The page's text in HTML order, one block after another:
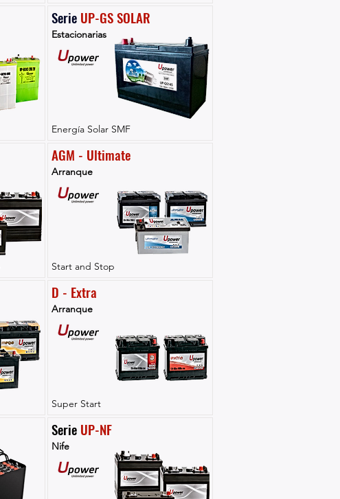
Serie UP-GS SOLAR
Estacionarias
Energía Solar SMF
AGM - Ultimate
Arranque
Start and Stop
D - Extra
Arranque
Super Start
Serie UP-NF
Nife